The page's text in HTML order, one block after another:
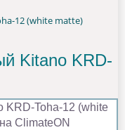
12 (white matte)
Kitano KRD-